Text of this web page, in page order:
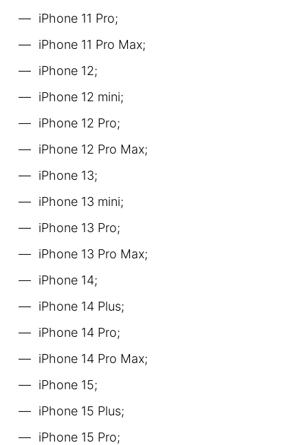
iPhone 11 Pro;
iPhone 11 Pro Max;
iPhone 12;
iPhone 12 mini;
iPhone 12 Pro;
iPhone 12 Pro Max;
iPhone 13;
iPhone 13 mini;
iPhone 13 Pro;
iPhone 13 Pro Max;
iPhone 14;
iPhone 14 Plus;
iPhone 14 Pro;
iPhone 14 Pro Max;
iPhone 15;
iPhone 15 Plus;
iPhone 15 Pro;